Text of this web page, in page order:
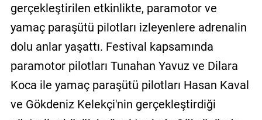
gerçekleştirilen etkinlikte, paramotor ve
yamaç paraşütü pilotları izleyenlere adrenalin
dolu anlar yaşattı. Festival kapsamında
paramotor pilotları Tunahan Yavuz ve Dilara
Koca ile yamaç paraşütü pilotları Hasan Kaval
ve Gökdeniz Kelekçi'nin gerçekleştirdiği